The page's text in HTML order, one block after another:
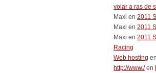
volar a ras de
Maxi en 2011
Maxi en 2011
Maxi en 2011
Racing
Web hosting
http://www./en